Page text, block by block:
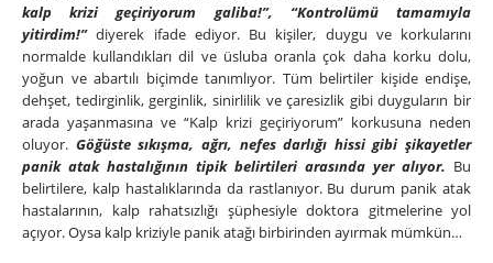
kalp krizi geçiriyorum galiba!”, “Kontrolümü tamamıyla
yitirdim!”diyerek ifade ediyor. Bu kişiler, duygu ve korkularını
normalde kullandıkları dil ve üsluba oranla çok daha korku dolu,
yoğun ve abartılı biçimde tanımlıyor. Tüm belirtiler kişide endişe,
dehşet, tedirginlik, gerginlik, sinirlilik ve çaresizlik gibi duyguların bir
arada yaşanmasına ve “Kalp krizi geçiriyorum” korkusuna neden
oluyor. Göğüste sıkışma, ağrı, nefes darlığı hissi gibi şikayetler
panik atak hastalığının tipik belirtileri arasında yer alıyor. Bu
belirtilere, kalp hastalıklarında da rastlanıyor. Bu durum panik atak
hastalarının, kalp rahatsızlığı şüphesiyle doktora gitmelerine yol
açıyor. Oysa kalp kriziyle panik atağı birbirinden ayırmak mümkün…